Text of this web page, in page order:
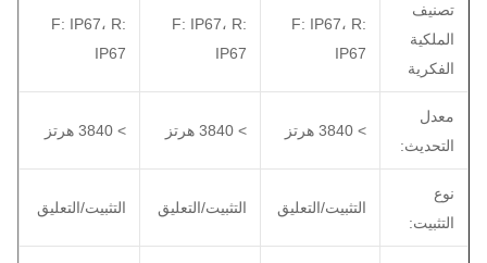
تصنيف
الملكية
الفكرية
F: IP67، R:
IP67
F: IP67، R:
IP67
F: IP67، R:
IP67
معدل
التحديث:
> 3840 هرتز > 3840 هرتز > 3840 هرتز
نوع
التثبيت:
التثبيت/التعليق التثبيت/التعليق التثبيت/التعليق